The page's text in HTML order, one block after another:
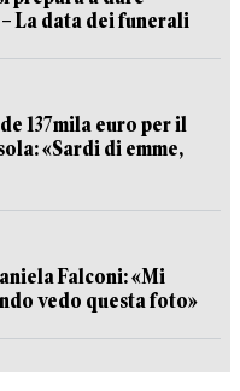
La data dei funerali
137mila euro per il
«Sardi di emme,
Falconi: «Mi
vedo questa foto»